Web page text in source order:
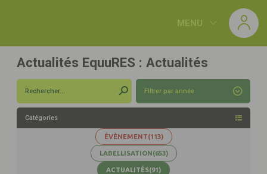
MENU
Actualités EquuRES : Actualités
Filtrer par année
(118)
(189)
(171)
(100)
(90)
(43)
Catégories
ÉVÈNEMENT(113)
LABELLISATION(653)
ACTUALITÉS(91)